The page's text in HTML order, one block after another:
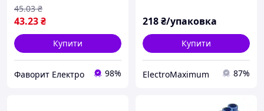
43.23₴
45.03 ₴
Купити
Фаворит Електро 98%
218₴/упаковка
Купити
ElectroMaximum 87%